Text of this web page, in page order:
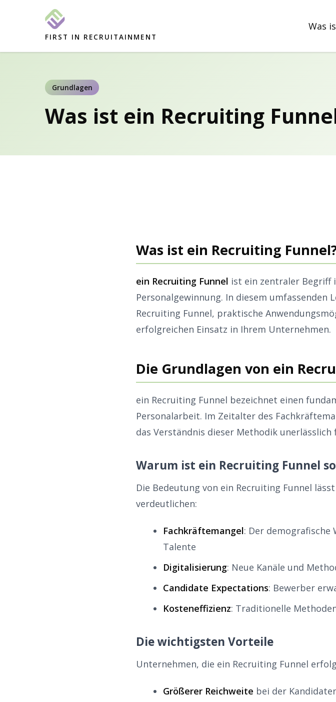
FIRST IN RECRUITAINMENT
Was
Grundlagen
Was ist ein Recruiting
Was ist ein Recruiting
ein Recruiting Funnel ist ein zentraler Begriff
Personalgewinnung. In diesem
Recruiting Funnel, praktische
erfolgreichen Einsatz in Ihrem Unternehmen.
Die Grundlagen von ein
ein Recruiting Funnel bezeichnet einen
Personalarbeit. Im Zeitalter des
das Verständnis dieser Methodik
Warum ist ein Recruiting Funnel
Die Bedeutung von ein Recruiting Funnel
verdeutlichen:
Fachkräftemangel: Der
Talente
Digitalisierung: Neue Kanäle und
Candidate Expectations: Bewerber
Kosteneffizienz: Traditionelle
Die wichtigsten Vorteile
Unternehmen, die ein Recruiting Funnel
Größerer Reichweite bei der